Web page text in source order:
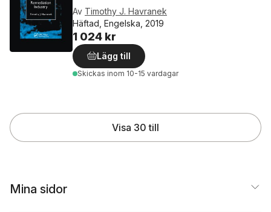
Av Timothy J. Havranek
Häftad, Engelska, 2019
1 024 kr
Lägg till
Skickas inom 10-15 vardagar
Visa 30 till
Mina sidor